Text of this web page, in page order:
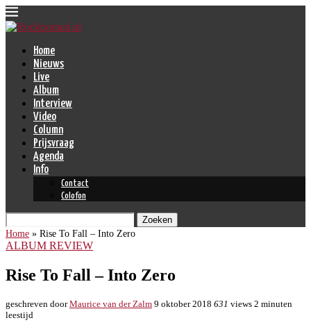
Home
Nieuws
Live
Album
Interview
Video
Column
Prijsvraag
Agenda
Info
Contact
Colofon
Zoeken
Home » Rise To Fall – Into Zero
ALBUM REVIEW
Rise To Fall – Into Zero
geschreven doorMaurice van der Zalm 9 oktober 2018 631 views 2 minuten
leestijd